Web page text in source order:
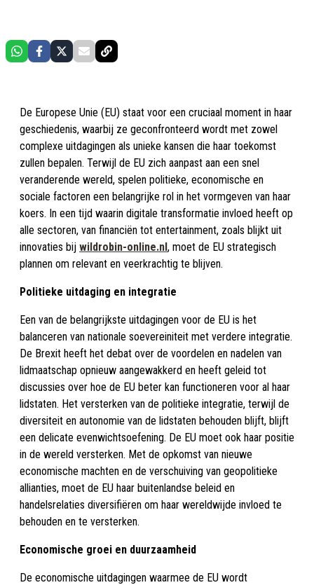
De Europese Unie (EU) staat voor een cruciaal moment in haar
geschiedenis, waarbij ze geconfronteerd wordt met zowel
complexe uitdagingen als unieke kansen die haar toekomst
zullen bepalen. Terwijl de EU zich aanpast aan een snel
veranderende wereld, spelen politieke, economische en
sociale factoren een belangrijke rol in het vormgeven van haar
koers. In een tijd waarin digitale transformatie invloed heeft op
alle sectoren, van financiën tot entertainment, zoals blijkt uit
innovaties bij wildrobin-online.nl, moet de EU strategisch
plannen om relevant en veerkrachtig te blijven.
Politieke uitdaging en integratie
Een van de belangrijkste uitdagingen voor de EU is het
balanceren van nationale soevereiniteit met verdere integratie.
De Brexit heeft het debat over de voordelen en nadelen van
lidmaatschap opnieuw aangewakkerd en heeft geleid tot
discussies over hoe de EU beter kan functioneren voor al haar
lidstaten. Het versterken van de politieke integratie, terwijl de
diversiteit en autonomie van de lidstaten behouden blijft, blijft
een delicate evenwichtsoefening. De EU moet ook haar positie
in de wereld versterken. Met de opkomst van nieuwe
economische machten en de verschuiving van geopolitieke
allianties, moet de EU haar buitenlandse beleid en
handelsrelaties diversifiëren om haar wereldwijde invloed te
behouden en te versterken.
Economische groei en duurzaamheid
De economische uitdagingen waarmee de EU wordt